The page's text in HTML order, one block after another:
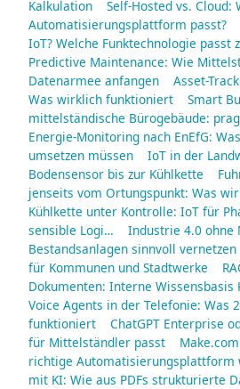
Kalkulation
Self-Hosted vs. Cloud:
Automatisierungsplattform passt?
IoT? Welche Funktechnologie passt
Predictive Maintenance: Wie
Datenarmee anfangen
Asset-
Was wirklich funktioniert
Smart
mittelständische Bürogebäude:
Energie-Monitoring nach EnEfG:
umsetzen müssen
IoT in der
Bodensensor bis zur Kühlkette
jenseits vom Ortungspunkt: Was
Kühlkette unter Kontrolle: IoT für
sensible Logi…
Industrie 4.0 ohne
Bestandsanlagen sinnvoll vernetzen
für Kommunen und Stadtwerke
Dokumenten: Interne Wissensbasis
Voice Agents in der Telefonie: Was
funktioniert
ChatGPT Enterprise
für Mittelständler passt
richtige Automatisierungsplattform
mit KI: Wie aus PDFs strukturierte